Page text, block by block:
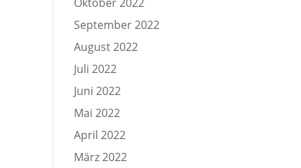
September 2022
August 2022
Juli 2022
Juni 2022
Mai 2022
April 2022
März 2022